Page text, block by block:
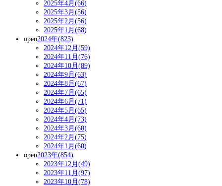
2025年4月(66)
2025年3月(56)
2025年2月(56)
2025年1月(68)
open2024年(823)
2024年12月(59)
2024年11月(76)
2024年10月(89)
2024年9月(63)
2024年8月(67)
2024年7月(65)
2024年6月(71)
2024年5月(65)
2024年4月(73)
2024年3月(60)
2024年2月(75)
2024年1月(60)
open2023年(854)
2023年12月(49)
2023年11月(97)
2023年10月(78)